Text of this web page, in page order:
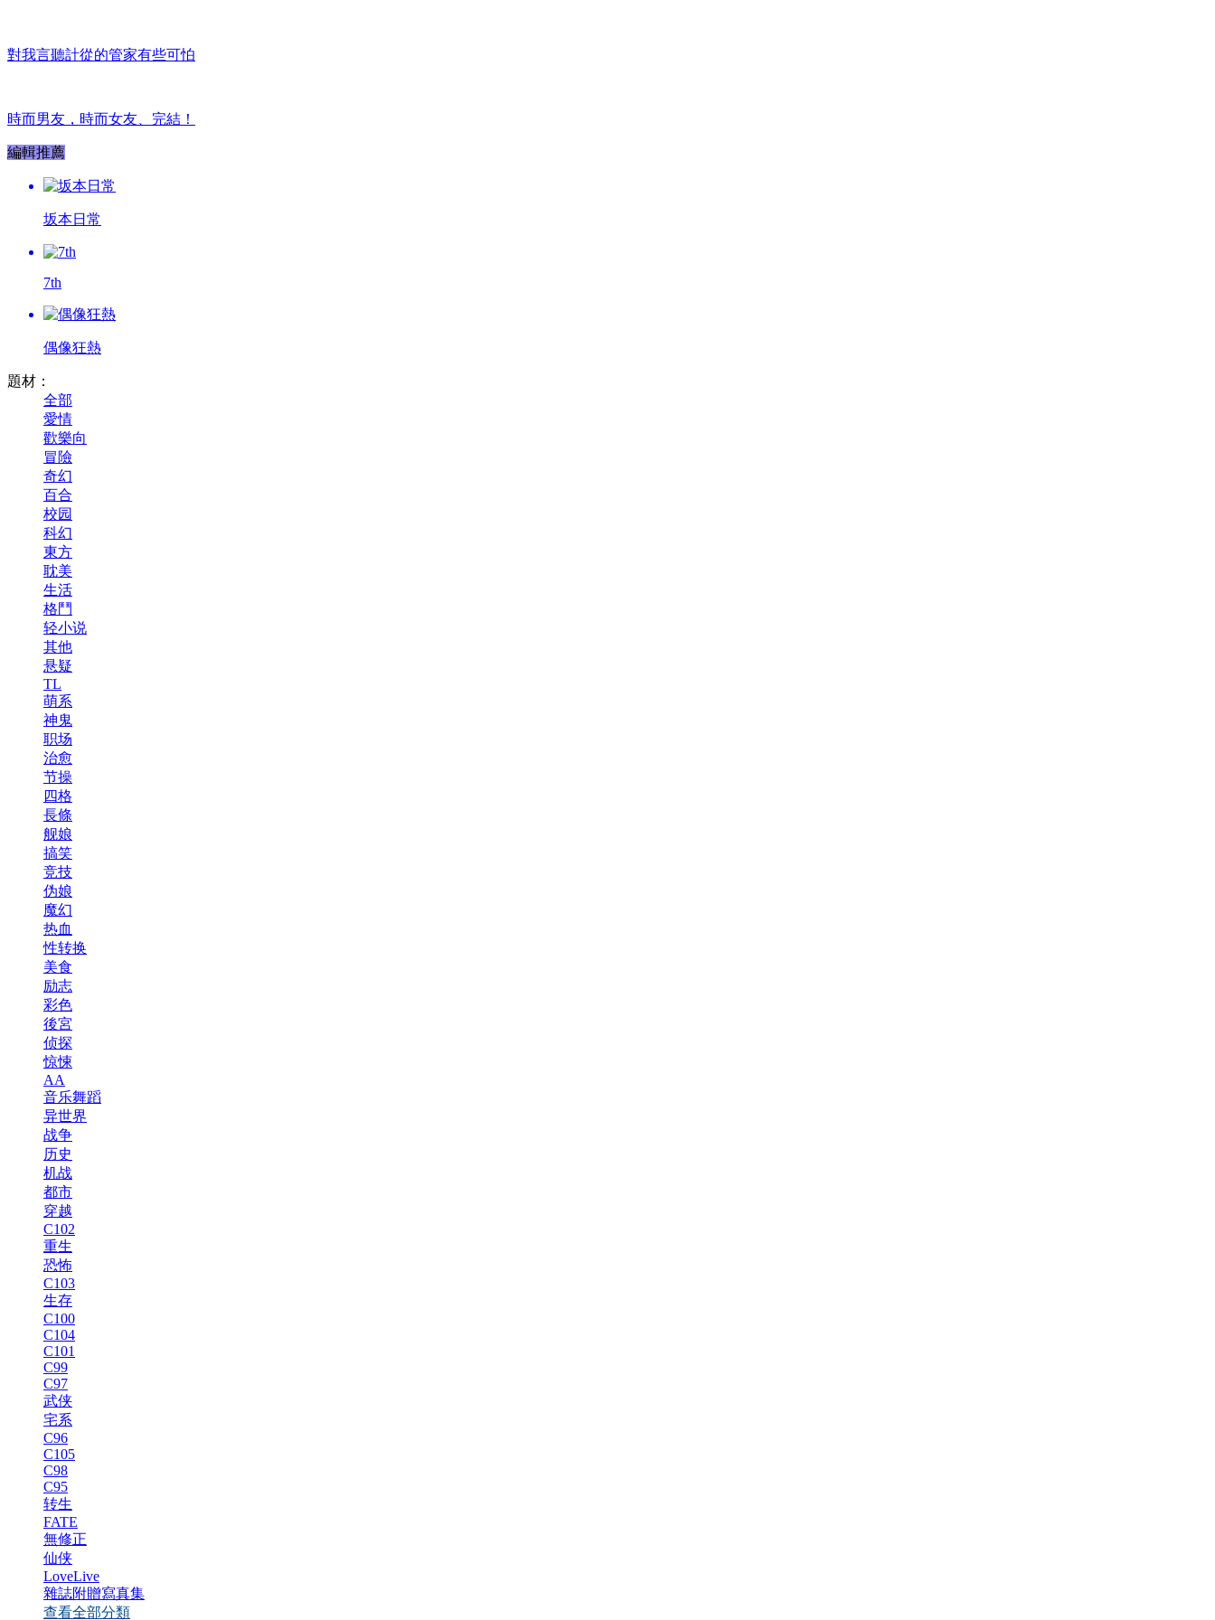
對我言聽計從的管家有些可怕
時而男友，時而女友、完結！
編輯推薦
坂本日常
7th
偶像狂熱
題材：
全部
愛情
歡樂向
冒險
奇幻
百合
校园
科幻
東方
耽美
生活
格鬥
轻小说
其他
悬疑
TL
萌系
神鬼
职场
治愈
节操
四格
長條
舰娘
搞笑
竞技
伪娘
魔幻
热血
性转换
美食
励志
彩色
後宮
侦探
惊悚
AA
音乐舞蹈
异世界
战争
历史
机战
都市
穿越
C102
重生
恐怖
C103
生存
C100
C104
C101
C99
C97
武侠
宅系
C96
C105
C98
C95
转生
FATE
無修正
仙侠
LoveLive
雜誌附贈寫真集
查看全部分類